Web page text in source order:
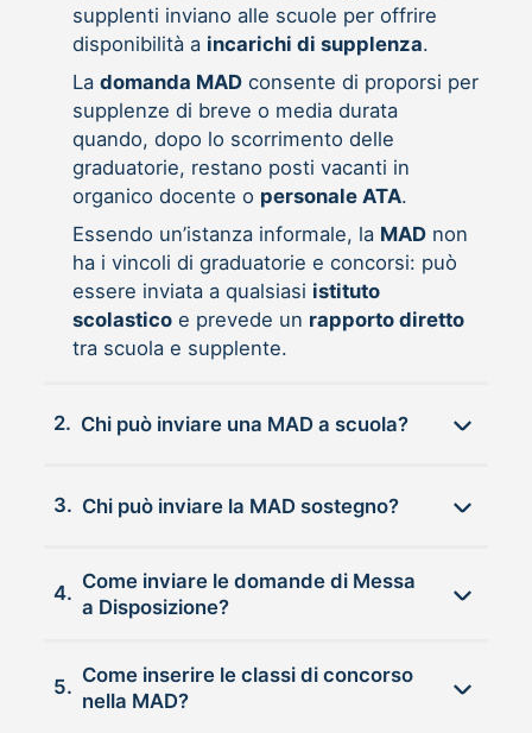
supplenti inviano alle scuole per offrire
disponibilità a incarichi di supplenza.
La domanda MADconsente di proporsi per
supplenze di breve o media durata
quando, dopo lo scorrimento delle
graduatorie, restano posti vacanti in
organico docente o personale ATA.
Essendo un’istanza informale, la MADnon
ha i vincoli di graduatorie e concorsi: può
essere inviata a qualsiasi istituto
scolasticoe prevede un rapporto diretto
tra scuola e supplente.
2. Chi può inviare una MAD a scuola?
3. Chi può inviare la MAD sostegno?
4.
Come inviare le domande di Messa
a Disposizione?
5.
Come inserire le classi di concorso
nella MAD?